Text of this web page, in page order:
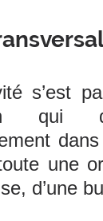
s’est
qui
une
d’une